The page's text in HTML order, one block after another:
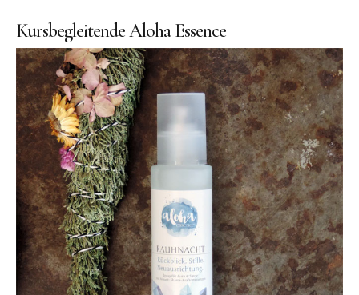
Kursbegleitende Aloha Essence